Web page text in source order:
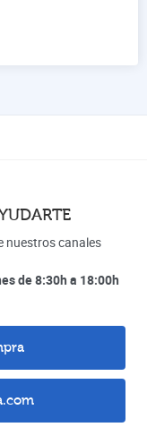
nuestros canales
de 8:30h a 18:00h